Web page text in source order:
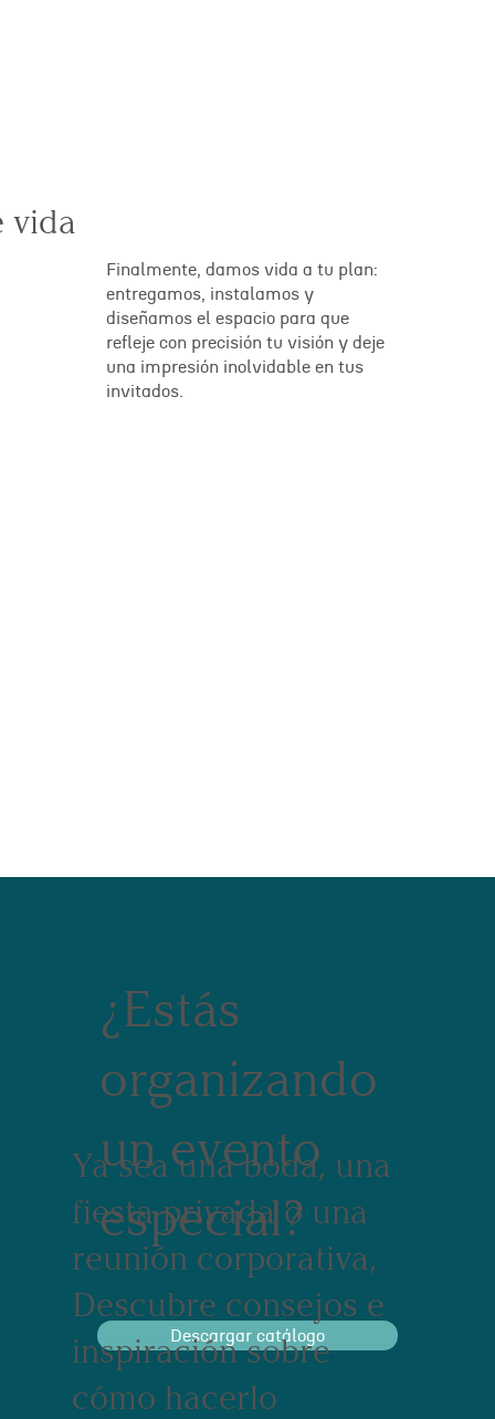
vida
Finalmente, damos vida a tu plan:
entregamos, instalamos y
diseñamos el espacio para que
refleje con precisión tu visión y deje
una impresión inolvidable en tus
invitados.
¿Estás
organizando
un evento
especial?
Descargar catálogo
Ya sea una boda, una
fiesta privada o una
reunión corporativa,
Descubre consejos e
inspiración sobre
cómo hacerlo